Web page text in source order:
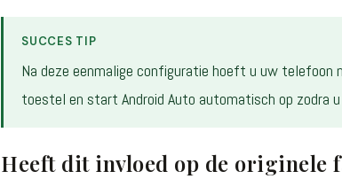
SUCCES TIP
Na deze eenmalige configuratie hoeft u uw
toestel en start Android Auto automatisch op zodra
Heeft dit invloed op de originele